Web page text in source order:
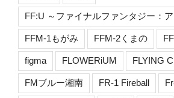
FF:U ～ファイナルファンタジー：
FFM-1もがみ FFM-2くまの
figma FLOWERiUM FLYING
FMブルー湘南 FR-1 Fireball